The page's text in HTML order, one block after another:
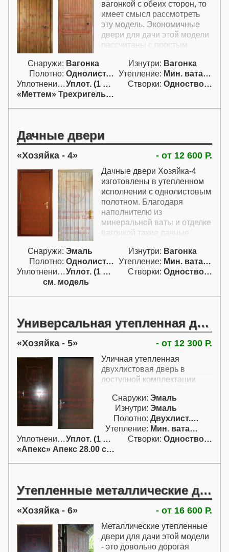
двери для дачи от
производителя этой модели
рассчитаны в утепленном
варианте.
вагонкой с обеих сторон, то
имеет смысл рассмотреть
эту модель. Экономичные
двери для дачи этой модели
рассчитаны с простым
быть изготовлены и с любым
другим замком.
Предлагается низкоценовая
дверь для дачи на двух
петлях без подшипников, с
уплотнителем. В
комплектацию этих простых
дверей для дачи все эти
необходимые элементы
включены. Двери для дачи
эконом с вагонкой бывают
только изготовленные
индивидуально. Готовых
входных дверей в похожей
комплектации на рынке нет.
Снаружи: Вагонка Изнутри: Вагонка
Полотно:
Однолист. проф. Утепление:
Мин. вата / пенопл.
Уплотнение:
Уплот. (1 конт.) Створки:
Одностворчатая (А)
«Меттем» Трехригельный
Дачные двери
Хозяйка - 4 - от 12 600 Р.
Дачные двери Хозяйка-4
изготовлены в утепленном
исполнении с однолистовым
полотном. Благодаря
наполнителю из
минеральной ваты и отделке
вагонкой такие дачные
теплые. Внутри полотна и
коробки эти дачные
металлические двери
ватой, которая является
входные металлические
двери этой модели - это еще
один вариант двери с
замком Эльбор-Базальт с
нажимной ручкой и
задвижкой ночным
дверь в подобной
комплектации возможно и с
двумя контурами
уплотнителя; дверь при этом
будет обладать
максимальным утеплением.
Снаружи: Эмаль Изнутри: Вагонка
Полотно:
Однолист. проф. Утепление:
Мин. вата / пенопл.
Уплотнение:
Уплот. (1 конт.) Створки:
Одностворчатая (А)
см. модель
Универсальная утепленная дверь
Хозяйка - 5 - от 12 300 Р.
Уличная утепленная
двухлистовая дверь в
доступной комплектации
Снаружи: Эмаль
Изнутри: Эмаль
Полотно:
Двухлист. проф.
Утепление:
Мин. вата / пенопл.
Уплотнение:
Уплот. (1 конт.) Створки:
Одностворчатая (А)
«Апекс» Апекс 28.00 с ручк.
Утепленные металлические двери для дачи
Хозяйка - 6 - от 16 600 Р.
Металлические утепленные
двери для дачи этой модели
- это довольно дорогая